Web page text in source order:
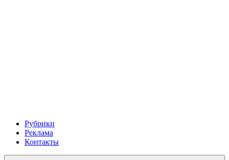
Рубрики
Реклама
Контакты